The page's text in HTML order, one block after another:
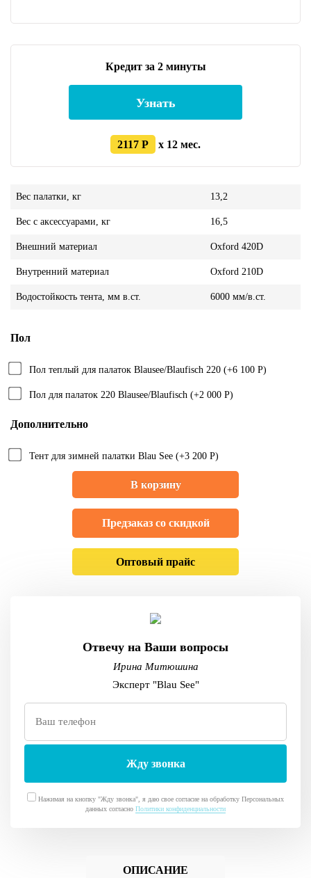
Кредит за 2 минуты
Узнать
2117 Р x 12 мес.
Вес палатки, кг 13,2
Вес с аксессуарами, кг 16,5
Внешний материал Oxford 420D
Внутренний материал Oxford 210D
Водостойкость тента, мм в.ст. 6000 мм/в.ст.
Пол
Пол теплый для палаток Blausee/Blaufisch 220 (+6 100 Р)
Пол для палаток 220 Blausee/Blaufisch (+2 000 Р)
Дополнительно
Тент для зимней палатки Blau See (+3 200 Р)
В корзину
Предзаказ со скидкой
Оптовый прайс
Отвечу на Ваши вопросы
Ирина Митюшина
Эксперт "Blau See"
Нажимая на кнопку "Жду звонка", я даю свое согласие на обработку Персональных
данных согласно Политики конфиденциальности
ОПИСАНИЕ